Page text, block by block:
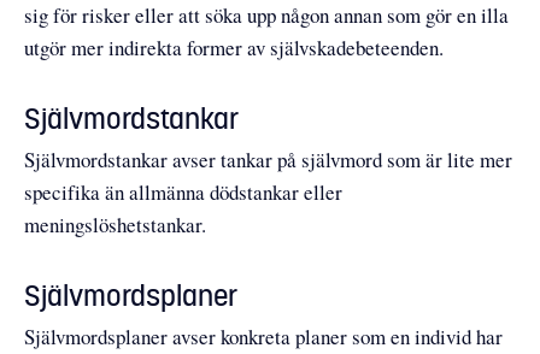
sig för risker eller att söka upp någon annan som gör en illa
utgör mer indirekta former av självskadebeteenden.
Självmordstankar
Självmordstankar avser tankar på självmord som är lite mer
specifika än allmänna dödstankar eller
meningslöshetstankar.
Självmordsplaner
Självmordsplaner avser konkreta planer som en individ har